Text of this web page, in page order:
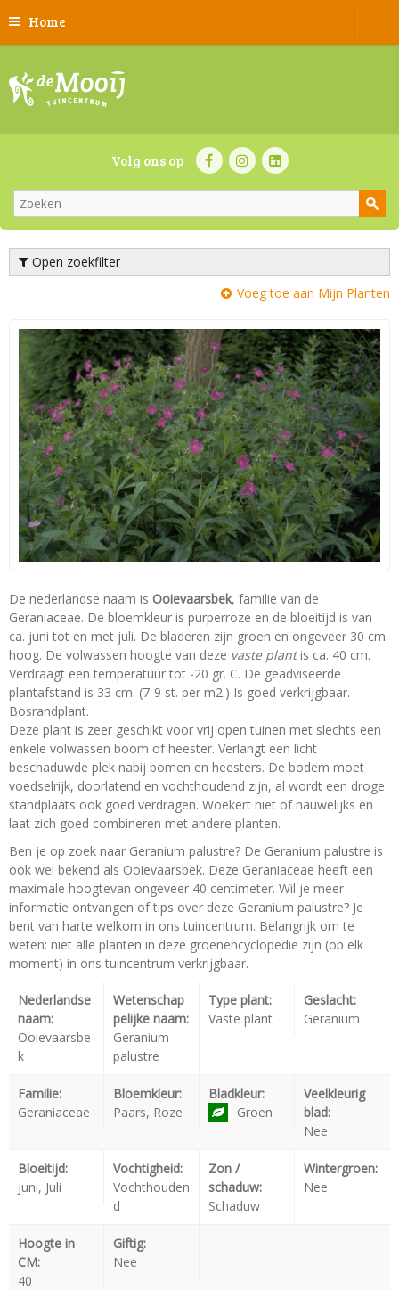
Home
Volg ons op
Open zoekfilter
Voeg toe aan Mijn Planten
De nederlandse naam is Ooievaarsbek, familie van de
Geraniaceae. De bloemkleur is purperroze en de bloeitijd is van
ca. juni tot en met juli. De bladeren zijn groen en ongeveer 30 cm.
hoog. De volwassen hoogte van deze vaste plantis ca. 40 cm.
Verdraagt een temperatuur tot -20 gr. C. De geadviseerde
plantafstand is 33 cm. (7-9 st. per m2.) Is goed verkrijgbaar.
Bosrandplant.
Deze plant is zeer geschikt voor vrij open tuinen met slechts een
enkele volwassen boom of heester. Verlangt een licht
beschaduwde plek nabij bomen en heesters. De bodem moet
voedselrijk, doorlatend en vochthoudend zijn, al wordt een droge
standplaats ook goed verdragen. Woekert niet of nauwelijks en
laat zich goed combineren met andere planten.
Ben je op zoek naar Geranium palustre? De Geranium palustre is
ook wel bekend als Ooievaarsbek. Deze Geraniaceae heeft een
maximale hoogtevan ongeveer 40 centimeter. Wil je meer
informatie ontvangen of tips over deze Geranium palustre? Je
bent van harte welkom in ons tuincentrum. Belangrijk om te
weten: niet alle planten in deze groenencyclopedie zijn (op elk
moment) in ons tuincentrum verkrijgbaar.
Nederlandse
naam:
Ooievaarsbe
k
Wetenschap
pelijke naam:
Geranium
palustre
Type plant:
Vaste plant
Geslacht:
Geranium
Familie:
Geraniaceae
Bloemkleur:
Paars, Roze
Bladkleur:
Groen
Veelkleurig
blad:
Nee
Bloeitijd:
Juni, Juli
Vochtigheid:
Vochthouden
d
Zon /
schaduw:
Schaduw
Wintergroen:
Nee
Hoogte in
CM:
40
Giftig:
Nee